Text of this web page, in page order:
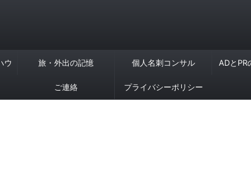
ウ 旅・外出の記憶 個人名刺コンサル ADとPR
ご連絡 プライバシーポリシー